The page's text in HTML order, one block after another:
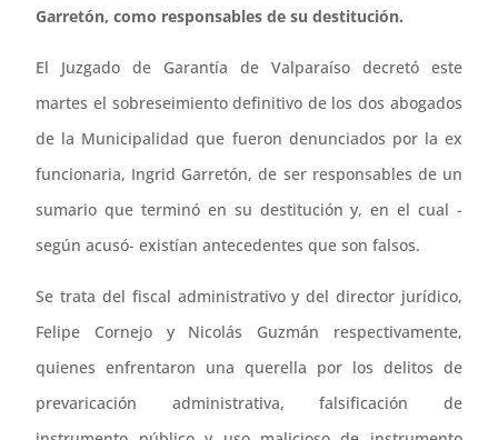
Garretón, como responsables de su destitución.
El Juzgado de Garantía de Valparaíso decretó este
martes el sobreseimiento definitivo de los dos abogados
de la Municipalidad que fueron denunciados por la ex
funcionaria, Ingrid Garretón, de ser responsables de un
sumario que terminó en su destitución y, en el cual -
según acusó- existían antecedentes que son falsos.
Se trata del fiscal administrativo y del director jurídico,
Felipe Cornejo y Nicolás Guzmán respectivamente,
quienes enfrentaron una querella por los delitos de
prevaricación administrativa, falsificación de